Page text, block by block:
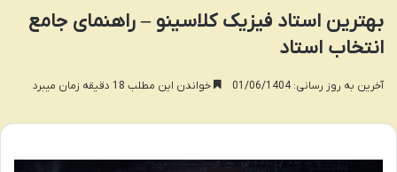
بهترین استاد فیزیک کلاسینو – راهنمای جامع
انتخاب استاد
آخرین به روز رسانی: 01/06/1404 خواندن این مطلب 18 دقیقه زمان میبرد